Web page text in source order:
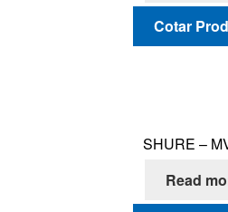
Cotar
SHURE –
Read